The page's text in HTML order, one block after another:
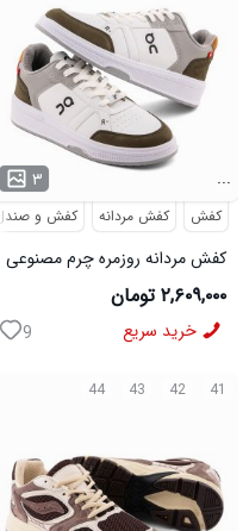
۳ ...
کفش کفش مردانه کفش و صندل
کفش مردانه روزمره چرم مصنوعی
50919
۲,۶۰۹,۰۰۰ تومان
خرید سریع 9
41
42
43
44